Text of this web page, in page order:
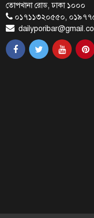
তোপখানা রোড, ঢাকা ১০০০
০১৭১১৩২০৫৫০,